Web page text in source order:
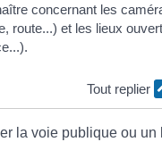
concernant les
route...) et les lieux
Tout replier
la voie publique ou un